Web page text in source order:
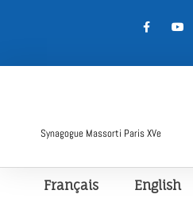
Synagogue Massorti Paris XVe
Français English